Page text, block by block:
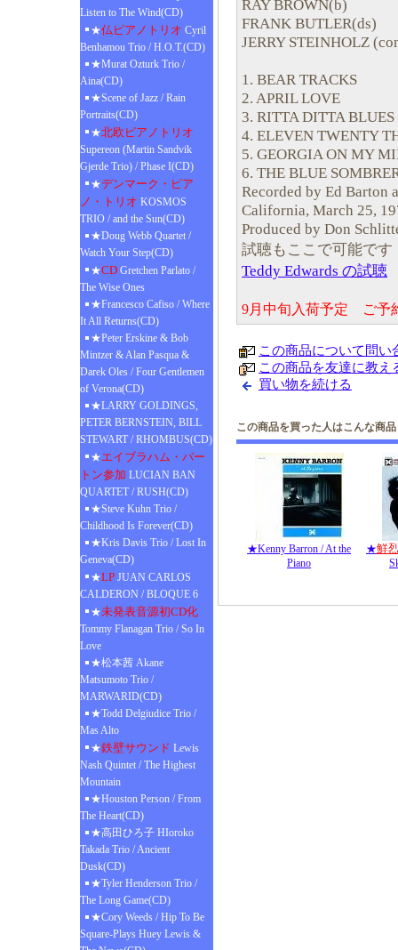
Listen to The Wind(CD)
★仏ピアノトリオ Cyril
Benhamou Trio / H.O.T.(CD)
★Murat Ozturk Trio /
Aina(CD)
★Scene of Jazz / Rain
Portraits(CD)
★北欧ピアノトリオ
Supereon (Martin Sandvik
Gjerde Trio) / Phase I(CD)
★デンマーク・ピア
ノ・トリオ KOSMOS
TRIO / and the Sun(CD)
★Doug Webb Quartet /
Watch Your Step(CD)
★CD Gretchen Parlato /
The Wise Ones
★Francesco Cafiso / Where
It All Returns(CD)
★Peter Erskine & Bob
Mintzer & Alan Pasqua &
Darek Oles / Four Gentlemen
of Verona(CD)
★LARRY GOLDINGS,
PETER BERNSTEIN, BILL
STEWART / RHOMBUS(CD)
★エイブラハム・バー
トン参加 LUCIAN BAN
QUARTET / RUSH(CD)
★Steve Kuhn Trio /
Childhood Is Forever(CD)
★Kris Davis Trio / Lost In
Geneva(CD)
★LP JUAN CARLOS
CALDERON / BLOQUE 6
★未発表音源初CD化
Tommy Flanagan Trio / So In
Love
★松本茜 Akane
Matsumoto Trio /
MARWARID(CD)
★Todd Delgiudice Trio /
Mas Alto
★鉄壁サウンド Lewis
Nash Quintet / The Highest
Mountain
★Houston Person / From
The Heart(CD)
★高田ひろ子 HIoroko
Takada Trio / Ancient
Dusk(CD)
★Tyler Henderson Trio /
The Long Game(CD)
★Cory Weeds / Hip To Be
Square-Plays Huey Lewis &
RAY BROWN(b)
FRANK BUTLER(ds)
JERRY STEINHOLZ
1. BEAR TRACKS
2. APRIL LOVE
3. RITTA DITTA BLUES
4. ELEVEN TWENTY
5. GEORGIA ON MY
6. THE BLUE
Recorded by Ed Barton
California, March 25,
Produced by Don
試聴もここで可能です
Teddy Edwards の試聴
9月中旬入荷予定 ご予
この商品について問い
この商品を友達に教え
買い物を続ける
この商品を買った人はこんな商
★Kenny Barron / At the
Piano
★鮮